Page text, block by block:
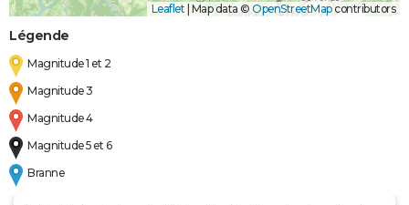
Leaflet | Map data © OpenStreetMapcontributors
Légende
Magnitude 1 et 2
Magnitude 3
Magnitude 4
Magnitude 5 et 6
Branne